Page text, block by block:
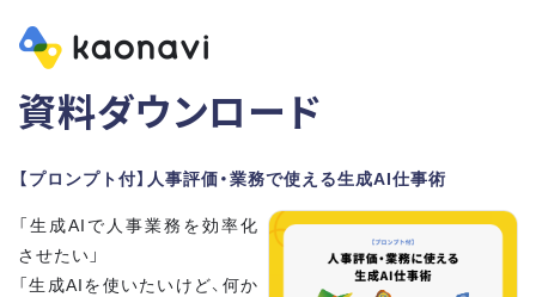
資料ダウンロード
【プロンプト付】人事評価・業務で使える生成AI仕事術
「生成AIで人事業務を効率化
させたい」
「生成AIを使いたいけど、何か